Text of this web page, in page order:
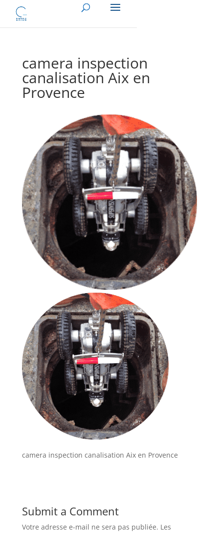
camera inspection
canalisation Aix en
Provence
camera inspection canalisation Aix en Provence
Submit a Comment
Votre adresse e-mail ne sera pas publiée. Les